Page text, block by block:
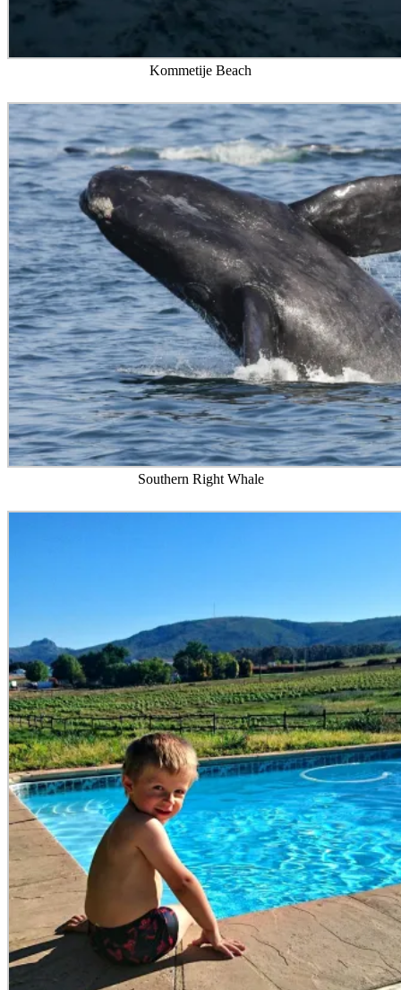
Kommetije Beach
Southern Right Whale